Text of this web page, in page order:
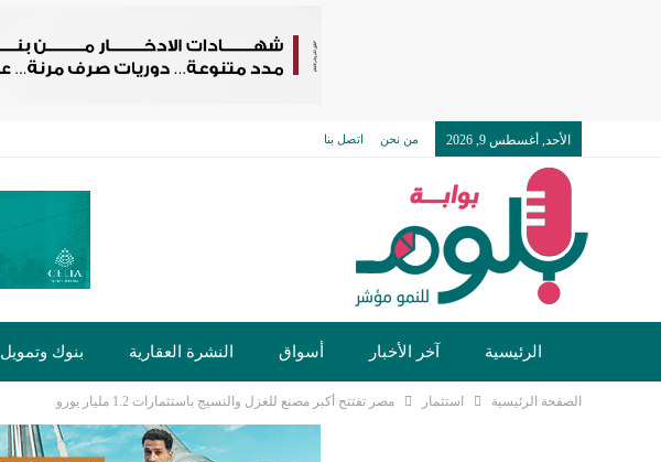
الأحد, أغسطس 9, 2026 من نحن اتصل بنا
الرئيسية آخر الأخبار أسواق النشرة العقارية بنوك وتمويل
تكنولوجيا وسيارات دولي مجتمع خدمات
الصفحة الرئيسية استثمار مصر تفتتح أكبر مصنع للغزل والنسيج باستثمارات 1.2 مليار يورو